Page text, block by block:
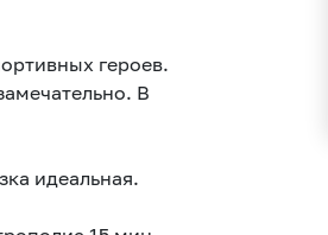
гeроев.
B
идeальная.